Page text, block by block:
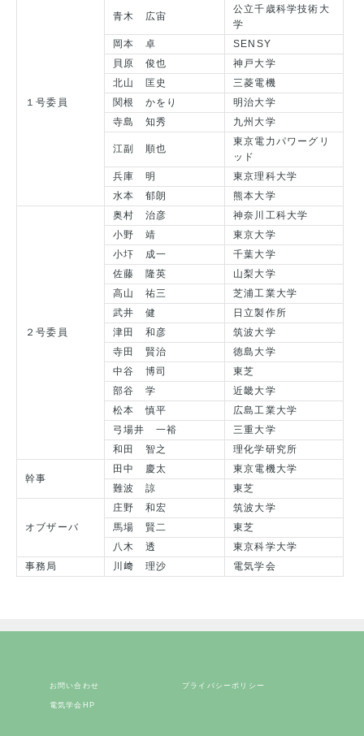
１号委員
青木 広宙
公立千歳科学技術大
学
岡本 卓
SENSY
貝原 俊也
神戸大学
北山 匡史
三菱電機
関根 かをり
明治大学
寺島 知秀
九州大学
江副 順也
東京電力パワーグリ
ッド
兵庫 明
東京理科大学
水本 郁朗
熊本大学
２号委員
奥村 治彦
神奈川工科大学
小野 靖
東京大学
小圷 成一
千葉大学
佐藤 隆英
山梨大学
高山 祐三
芝浦工業大学
武井 健
日立製作所
津田 和彦
筑波大学
寺田 賢治
徳島大学
中谷 博司
東芝
部谷 学
近畿大学
松本 慎平
広島工業大学
弓場井 一裕
三重大学
和田 智之
理化学研究所
幹事
田中 慶太
東京電機大学
難波 諒
東芝
オブザーバ
庄野 和宏
筑波大学
馬場 賢二
東芝
八木 透
東京科学大学
事務局
川﨑 理沙 電気学会
お問い合わせ プライバシーポリシー
電気学会HP